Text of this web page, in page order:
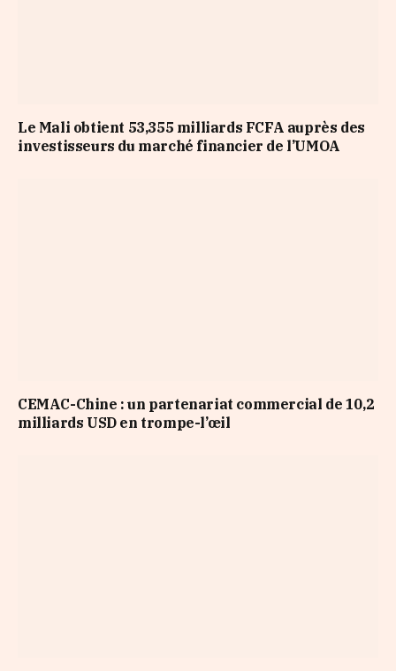
Le Mali obtient 53,355 milliards FCFA auprès des
investisseurs du marché financier de l’UMOA
CEMAC-Chine : un partenariat commercial de 10,2
milliards USD en trompe-l’œil